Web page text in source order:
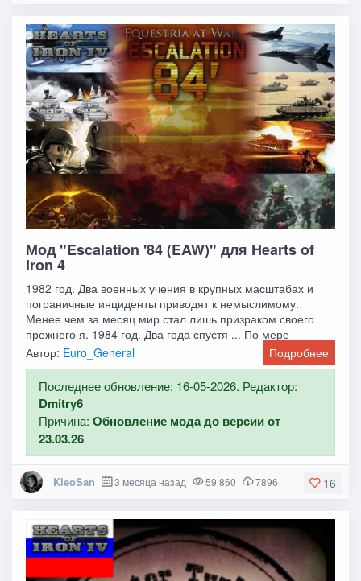
Мод "Escalation '84 (EAW)" для Hearts of
Iron 4
1982 год. Два военных учения в крупных масштабах и
пограничные инциденты приводят к немыслимому.
Менее чем за месяц мир стал лишь призраком своего
прежнего я. 1984 год. Два года спустя ... По мере
Автор: Euro_General Подробнее
Последнее обновление: 16-05-2026. Редактор:
Dmitry6
Причина:Обновление мода до версии от
23.03.26
16
KleoSan 3 месяца назад 59 860 7896